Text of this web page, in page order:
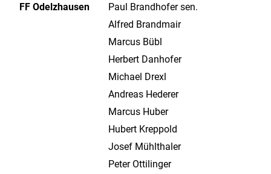
FF Odelzhausen
Paul Brandhofer sen.
Alfred Brandmair
Marcus Bübl
Herbert Danhofer
Michael Drexl
Andreas Hederer
Marcus Huber
Hubert Kreppold
Josef Mühlthaler
Peter Ottilinger